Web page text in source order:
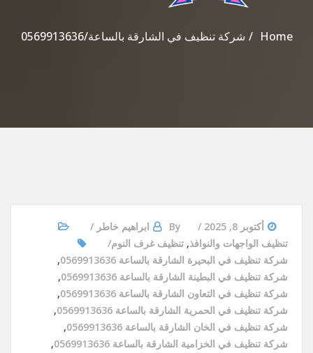
Home شركة تنظيف في الشارقة بالساعة/0569913636
أكتوبر 8, 2025 By
ابراهيم خاطر
تنظيف الواجهات والنوافذ, تنظيف غرف النوم
شركة تنظيف في البحيرة الشارقة بالساعة 0569913636
,
شركة تنظيف في البطينة الشارقة بالساعة 0569913636
,
شركة تنظيف في التعاون الشارقة بالساعة 0569913636
,
شركة تنظيف في الحمرية الشارقة بالساعة 0569913636
,
شركة تنظيف في الخان الشارقة بالساعة 0569913636
,
شركة تنظيف في الخزامية الشارقة بالساعة 0569913636
,